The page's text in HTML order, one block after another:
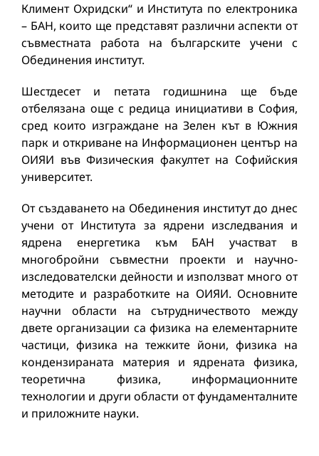
Климент Охридски“ и Института по електроника
– БАН, които ще представят различни аспекти от
съвместната работа на българските учени с
Обединения институт.
Шестдесет и петата годишнина ще бъде
отбелязана още с редица инициативи в София,
сред които изграждане на Зелен кът в Южния
парк и откриване на Информационен център на
ОИЯИ във Физическия факултет на Софийския
университет.
От създаването на Обединения институт до днес
учени от Института за ядрени изследвания и
ядрена енергетика към БАН участват в
многобройни съвместни проекти и научно-
изследователски дейности и използват много от
методите и разработките на ОИЯИ. Основните
научни области на сътрудничеството между
двете организации са физика на елементарните
частици, физика на тежките йони, физика на
кондензираната материя и ядрената физика,
теоретична физика, информационните
технологии и други области от фундаменталните
и приложните науки.